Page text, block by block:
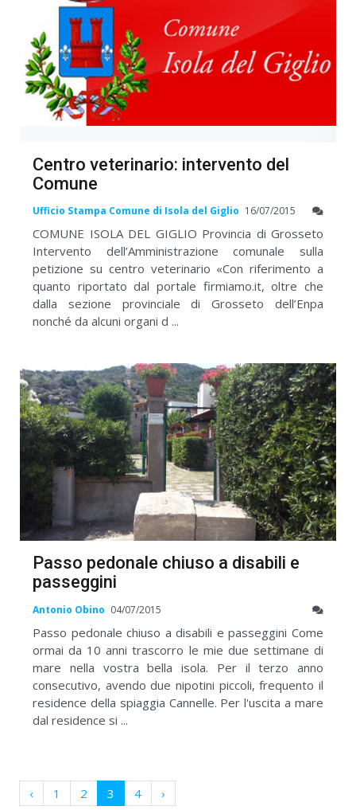
Centro veterinario: intervento del
Comune
Ufficio Stampa Comune di Isola del Giglio 16/07/2015
COMUNE ISOLA DEL GIGLIO Provincia di Grosseto
Intervento dell’Amministrazione comunale sulla
petizione su centro veterinario «Con riferimento a
quanto riportato dal portale firmiamo.it, oltre che
dalla sezione provinciale di Grosseto dell’Enpa
nonché da alcuni organi d ...
Passo pedonale chiuso a disabili e
passeggini
Antonio Obino 04/07/2015
Passo pedonale chiuso a disabili e passeggini Come
ormai da 10 anni trascorro le mie due settimane di
mare nella vostra bella isola. Per il terzo anno
consecutivo, avendo due nipotini piccoli, frequento il
residence della spiaggia Cannelle. Per l'uscita a mare
dal residence si ...
‹ 1 2 3 4 ›